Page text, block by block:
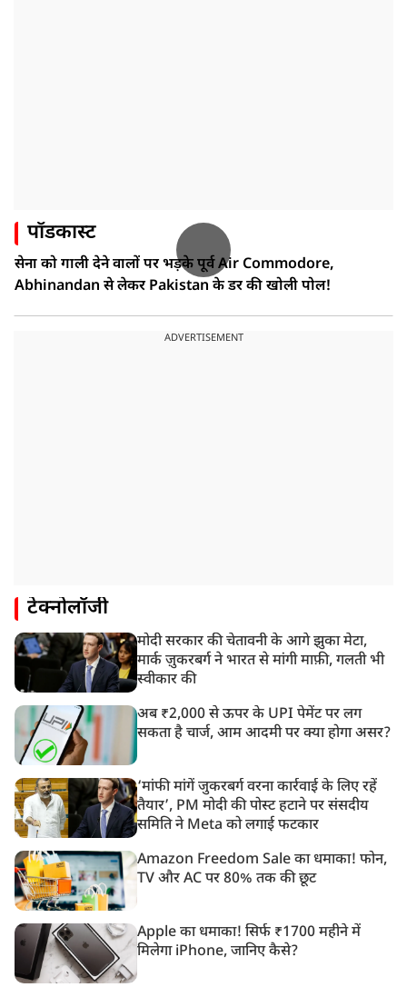
पॉडकास्ट
सेना को गाली देने वालों पर भड़के पूर्व Air Commodore,
Abhinandan से लेकर Pakistan के डर की खोली पोल!
ADVERTISEMENT
टेक्नोलॉजी
मोदी सरकार की चेतावनी के आगे झुका मेटा,
मार्क ज़ुकरबर्ग ने भारत से मांगी माफ़ी, गलती भी
स्वीकार की
अब ₹2,000 से ऊपर के UPI पेमेंट पर लग
सकता है चार्ज, आम आदमी पर क्या होगा असर?
‘मांफी मांगें जुकरबर्ग वरना कार्रवाई के लिए रहें
तैयार’, PM मोदी की पोस्ट हटाने पर संसदीय
समिति ने Meta को लगाई फटकार
Amazon Freedom Sale का धमाका! फोन,
TV और AC पर 80% तक की छूट
Apple का धमाका! सिर्फ ₹1700 महीने में
मिलेगा iPhone, जानिए कैसे?